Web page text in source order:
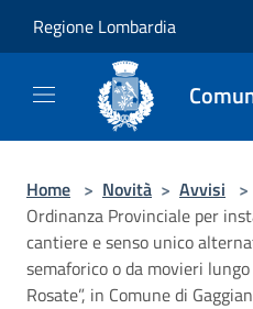
Regione Lombardia
Home > Novità > Avvisi >
Ordinanza Provinciale per
cantiere e senso unico
semaforico o da movieri lungo
Rosate”, in Comune di